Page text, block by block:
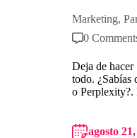
Marketing,
0
Deja de
todo. ¿Sabías
o Perplexity?.
agosto